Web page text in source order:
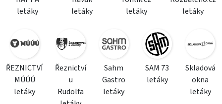
letáky
letáky
letáky
letáky
ŘEZNICTVÍ
MÚÚÚ
letáky
Řeznictví
u
Rudolfa
Sahm
Gastro
letáky
SAM 73
letáky
Skladová
okna
letáky